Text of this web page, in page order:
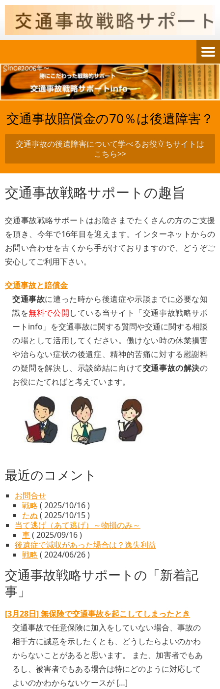
交通事故賠償金の70％は後遺障害？
交通事故の後遺障害について学べるお役立ちサイトは
こちら>>
交通事故戦略サポートの趣旨
交通事故戦略サポートはお陰さまでたくさんの方のご支援
を頂き、今年で16年目を迎えます。インターネットからの
お問い合わせを古くから手がけておりますので、どうぞご
安心してご利用下さい。
交通事故と賠償金
交通事故に遭った時から後遺症や示談までに必要な知
識を無料で公開している当サイト「交通事故戦略サポ
ートinfo」を交通事故に関する質問や交通に関する相談
の場として活用してください。働けない時の休業損害
や治らない症状の後遺症、精神的苦痛に対する慰謝料
の疑問を解決し、示談締結に向けて交通事故の解決の
お役にたてればと考えています。
最近のコメント
お問合せ
戦略 ( 2025/10/16 )
たぬ( 2025/10/15 )
当て逃げ（あて逃げ）～物損のみ～
車( 2025/09/16 )
後遺症で減収があった場合は？逸失利益
戦略 ( 2024/06/26 )
交通事故戦略サポートの「新着記
事」
[3月28日] 無保険で交通事故を起こしてしまったとき
交通事故で任意保険に加入をしていない場合、事故の
相手方に誠意を示したくとも、どうしたらよいのかわ
からないことがあると思います。 また、加害者でもあ
るし、被害者でもある場合は特にどのように対応して
よいのかわからないケースが […]